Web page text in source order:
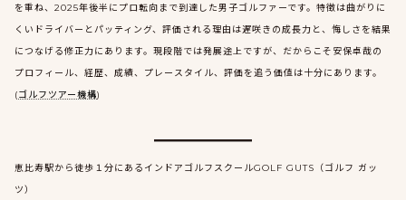
を重ね、2025年後半にプロ転向まで到達した男子ゴルファーです。特徴は曲がりに
くいドライバーとパッティング、評価される理由は遅咲きの成長力と、悔しさを結果
につなげる修正力にあります。現段階では発展途上ですが、だからこそ安保卓哉の
プロフィール、経歴、成績、プレースタイル、評価を追う価値は十分にあります。
(ゴルフツアー機構)
恵比寿駅から徒歩１分にあるインドアゴルフスクールGOLF GUTS（ゴルフ ガッ
ツ）